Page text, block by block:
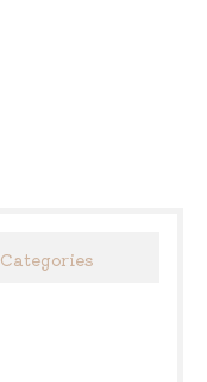
Categories